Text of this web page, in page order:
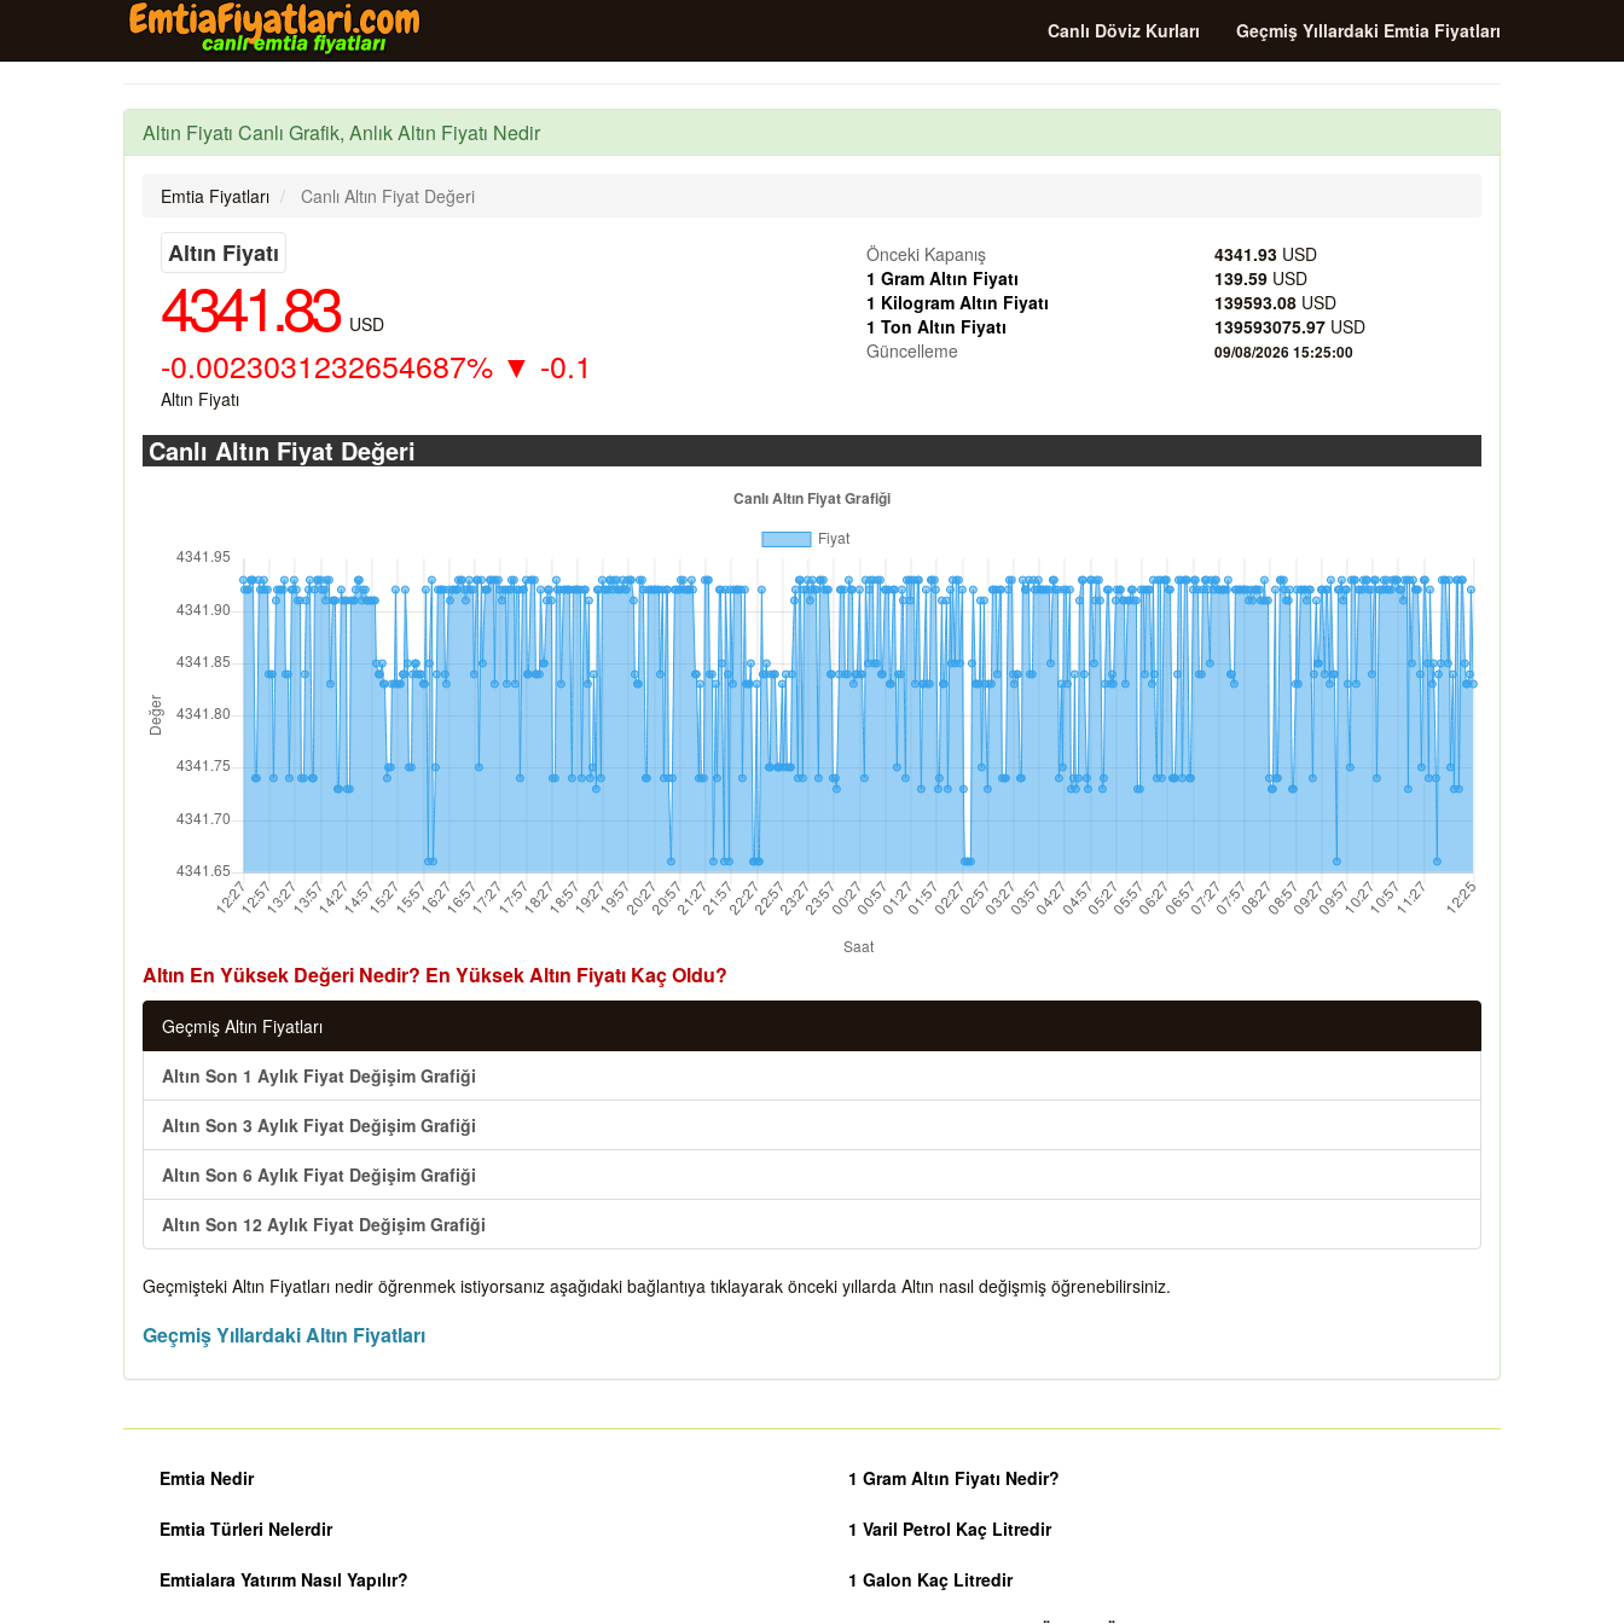
Canlı Döviz Kurları Geçmiş Yıllardaki Emtia Fiyatları
Altın Fiyatı Canlı Grafik, Anlık Altın Fiyatı Nedir
Emtia Fiyatları Canlı Altın Fiyat Değeri
Altın Fiyatı
4341.83 USD
-0.0023031232654687% ▼ -0.1
Altın Fiyatı
Önceki Kapanış 4341.93 USD
1 Gram Altın Fiyatı
139.59 USD
1 Kilogram Altın Fiyatı
139593.08 USD
1 Ton Altın Fiyatı
139593075.97 USD
Güncelleme
09/08/2026 15:25:00
Canlı Altın Fiyat Değeri
Altın En Yüksek Değeri Nedir? En Yüksek Altın Fiyatı Kaç Oldu?
Geçmiş Altın Fiyatları
Altın Son 1 Aylık Fiyat Değişim Grafiği
Altın Son 3 Aylık Fiyat Değişim Grafiği
Altın Son 6 Aylık Fiyat Değişim Grafiği
Altın Son 12 Aylık Fiyat Değişim Grafiği
Geçmişteki Altın Fiyatları nedir öğrenmek istiyorsanız aşağıdaki bağlantıya tıklayarak önceki yıllarda Altın nasıl değişmiş öğrenebilirsiniz.
Geçmiş Yıllardaki Altın Fiyatları
Emtia Nedir
Emtia Türleri Nelerdir
Emtialara Yatırım Nasıl Yapılır?
1 Gram Altın Fiyatı Nedir?
1 Varil Petrol Kaç Litredir
1 Galon Kaç Litredir